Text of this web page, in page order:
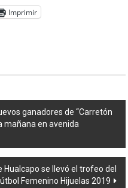
Imprimir
ganadores de “Carretón
mañana en avenida
Hualcapo se llevó el trofeo del
Femenino Hijuelas 2019